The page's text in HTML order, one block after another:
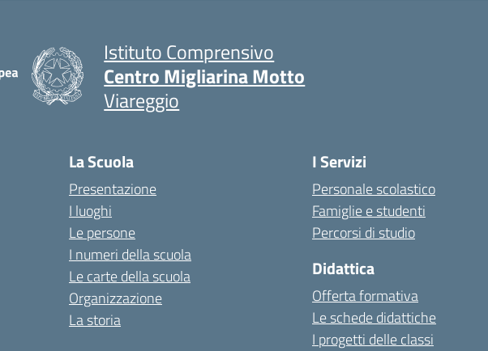
Istituto Comprensivo
Centro Migliarina Motto
Viareggio
La Scuola
Presentazione
I luoghi
Le persone
I numeri della scuola
Le carte della scuola
Organizzazione
La storia
I Servizi
Personale scolastico
Famiglie e studenti
Percorsi di studio
Didattica
Offerta formativa
Le schede didattiche
I progetti delle classi